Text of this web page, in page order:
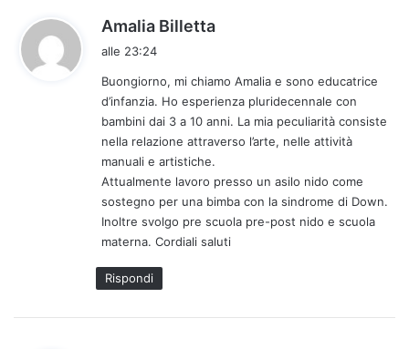
Amalia Billetta
e
t
t
o
alle 23:24
Buongiorno, mi chiamo Amalia e sono educatrice
d’infanzia. Ho esperienza pluridecennale con
bambini dai 3 a 10 anni. La mia peculiarità consiste
nella relazione attraverso l’arte, nelle attività
manuali e artistiche.
Attualmente lavoro presso un asilo nido come
sostegno per una bimba con la sindrome di Down.
Inoltre svolgo pre scuola pre-post nido e scuola
materna. Cordiali saluti
Rispondi